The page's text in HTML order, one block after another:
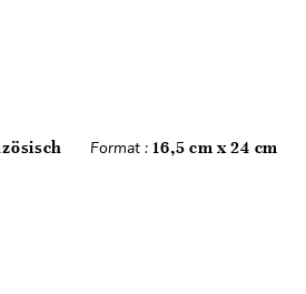
Format :16,5 cm x 24 cm